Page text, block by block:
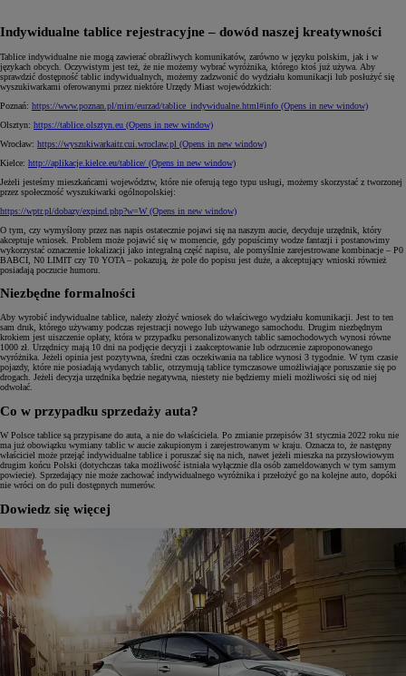
Indywidualne tablice rejestracyjne – dowód naszej kreatywności
Tablice indywidualne nie mogą zawierać obraźliwych komunikatów, zarówno w języku polskim, jak i w
językach obcych. Oczywistym jest też, że nie możemy wybrać wyróżnika, którego ktoś już używa. Aby
sprawdzić dostępność tablic indywidualnych, możemy zadzwonić do wydziału komunikacji lub posłużyć się
wyszukiwarkami oferowanymi przez niektóre Urzędy Miast wojewódzkich:
Poznań: https://www.poznan.pl/mim/eurzad/tablice_indywidualne.html#info (Opens in new window)
Olsztyn: https://tablice.olsztyn.eu (Opens in new window)
Wrocław: https://wyszukiwarkaitr.cui.wroclaw.pl (Opens in new window)
Kielce: http://aplikacje.kielce.eu/tablice/ (Opens in new window)
Jeżeli jesteśmy mieszkańcami województw, które nie oferują tego typu usługi, możemy skorzystać z tworzonej
przez społeczność wyszukiwarki ogólnopolskiej:
https://wptr.pl/dobazy/expind.php?w=W (Opens in new window)
O tym, czy wymyślony przez nas napis ostatecznie pojawi się na naszym aucie, decyduje urzędnik, który
akceptuje wniosek. Problem może pojawić się w momencie, gdy popuścimy wodze fantazji i postanowimy
wykorzystać oznaczenie lokalizacji jako integralną część napisu, ale pomyślnie zarejestrowane kombinacje – P0
BABCI, N0 LIMIT czy T0 YOTA – pokazują, że pole do popisu jest duże, a akceptujący wnioski również
posiadają poczucie humoru.
Niezbędne formalności
Aby wyrobić indywidualne tablice, należy złożyć wniosek do właściwego wydziału komunikacji. Jest to ten
sam druk, którego używamy podczas rejestracji nowego lub używanego samochodu. Drugim niezbędnym
krokiem jest uiszczenie opłaty, która w przypadku personalizowanych tablic samochodowych wynosi równe
1000 zł. Urzędnicy mają 10 dni na podjęcie decyzji i zaakceptowanie lub odrzucenie zaproponowanego
wyróżnika. Jeżeli opinia jest pozytywna, średni czas oczekiwania na tablice wynosi 3 tygodnie. W tym czasie
pojazdy, które nie posiadają wydanych tablic, otrzymują tablice tymczasowe umożliwiające poruszanie się po
drogach. Jeżeli decyzja urzędnika będzie negatywna, niestety nie będziemy mieli możliwości się od niej
odwołać.
Co w przypadku sprzedaży auta?
W Polsce tablice są przypisane do auta, a nie do właściciela. Po zmianie przepisów 31 stycznia 2022 roku nie
ma już obowiązku wymiany tablic w aucie zakupionym i zarejestrowanym w kraju. Oznacza to, że następny
właściciel może przejąć indywidualne tablice i poruszać się na nich, nawet jeżeli mieszka na przysłowiowym
drugim końcu Polski (dotychczas taka możliwość istniała wyłącznie dla osób zameldowanych w tym samym
powiecie). Sprzedający nie może zachować indywidualnego wyróżnika i przełożyć go na kolejne auto, dopóki
nie wróci on do puli dostępnych numerów.
Dowiedz się więcej